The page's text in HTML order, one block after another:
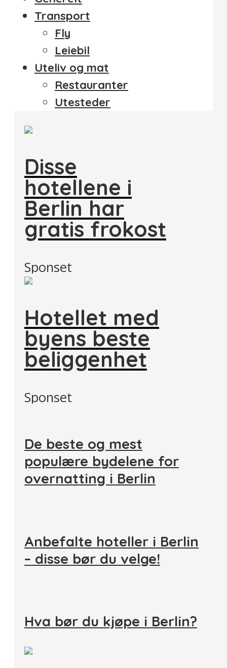
Transport
Fly
Leiebil
Uteliv og mat
Restauranter
Utesteder
Disse
hotellene i
Berlin har
gratis frokost
Sponset
Hotellet med
byens beste
beliggenhet
Sponset
De beste og mest
populære bydelene for
overnatting i Berlin
Anbefalte hoteller i Berlin
– disse bør du velge!
Hva bør du kjøpe i Berlin?